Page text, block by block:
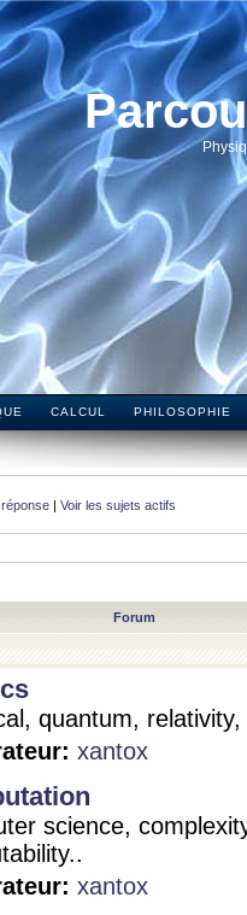
CALCUL PHILOSOPHIE
| Voir les sujets actifs
Forum
quantum,
xantox
science,
xantox